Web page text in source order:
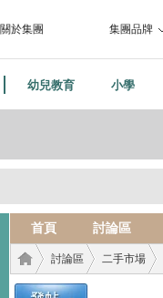
關於集團 集團品牌
幼兒教育 小學
首頁 討論區
討論區 二手市場